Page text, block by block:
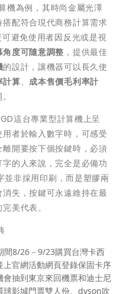
為例，其時尚金屬光澤
配符合現代商務計算需求
可避免使用者因反光或是視
角度可隨意調整 ，提供最佳
的設計，讓機器可以長久使
計算、成本售價毛利率計
這台專業型計算機上呈
者於輸入數字時，可感受
開要按下個按鍵時，必須
的人來說，完全是必備功
非採用印刷，而是塑膠兩
失，按鍵可永遠維持在最
美代表。
8/26－9/23購買台灣卡西
官網活動網頁登錄保固卡序
抽到東京來回機票和迪士尼
球影城門票雙人份、dyson吹